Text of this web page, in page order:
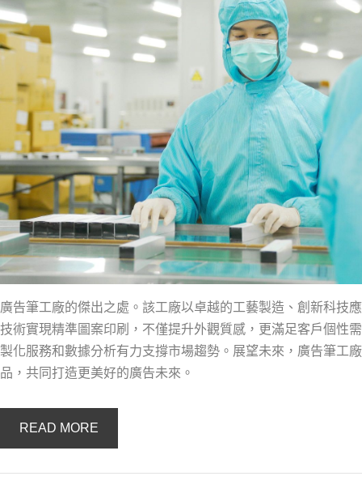
廣告筆工廠的傑出之處。該工廠以卓越的工藝製造、創新科技
技術實現精準圖案印刷，不僅提升外觀質感，更滿足客戶個性
製化服務和數據分析有力支撐市場趨勢。展望未來，廣告筆工
品，共同打造更美好的廣告未來。
READ MORE